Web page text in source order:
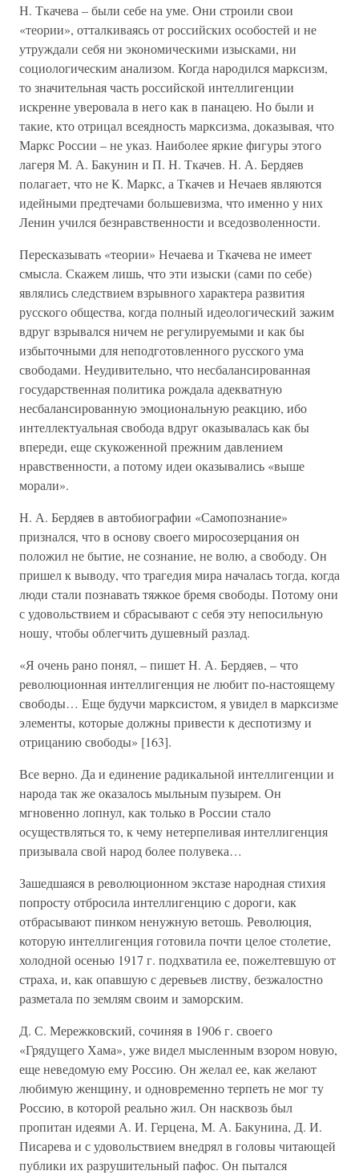
Н. Ткачева – были себе на уме. Они строили свои
«теории», отталкиваясь от российских особостей и не
утруждали себя ни экономическими изысками, ни
социологическим анализом. Когда народился марксизм,
то значительная часть российской интеллигенции
искренне уверовала в него как в панацею. Но были и
такие, кто отрицал всеядность марксизма, доказывая, что
Маркс России – не указ. Наиболее яркие фигуры этого
лагеря М. А. Бакунин и П. Н. Ткачев. Н. А. Бердяев
полагает, что не К. Маркс, а Ткачев и Нечаев являются
идейными предтечами большевизма, что именно у них
Ленин учился безнравственности и вседозволенности.
Пересказывать «теории» Нечаева и Ткачева не имеет
смысла. Скажем лишь, что эти изыски (сами по себе)
являлись следствием взрывного характера развития
русского общества, когда полный идеологический зажим
вдруг взрывался ничем не регулируемыми и как бы
избыточными для неподготовленного русского ума
свободами. Неудивительно, что несбалансированная
государственная политика рождала адекватную
несбалансированную эмоциональную реакцию, ибо
интеллектуальная свобода вдруг оказывалась как бы
впереди, еще скукоженной прежним давлением
нравственности, а потому идеи оказывались «выше
морали».
Н. А. Бердяев в автобиографии «Самопознание»
признался, что в основу своего миросозерцания он
положил не бытие, не сознание, не волю, а свободу. Он
пришел к выводу, что трагедия мира началась тогда, когда
люди стали познавать тяжкое бремя свободы. Потому они
с удовольствием и сбрасывают с себя эту непосильную
ношу, чтобы облегчить душевный разлад.
«Я очень рано понял, – пишет Н. А. Бердяев, – что
революционная интеллигенция не любит по-настоящему
свободы… Еще будучи марксистом, я увидел в марксизме
элементы, которые должны привести к деспотизму и
отрицанию свободы» [163].
Все верно. Да и единение радикальной интеллигенции и
народа так же оказалось мыльным пузырем. Он
мгновенно лопнул, как только в России стало
осуществляться то, к чему нетерпеливая интеллигенция
призывала свой народ более полувека…
Зашедшаяся в революционном экстазе народная стихия
попросту отбросила интеллигенцию с дороги, как
отбрасывают пинком ненужную ветошь. Революция,
которую интеллигенция готовила почти целое столетие,
холодной осенью 1917 г. подхватила ее, пожелтевшую от
страха, и, как опавшую с деревьев листву, безжалостно
разметала по землям своим и заморским.
Д. С. Мережковский, сочиняя в 1906 г. своего
«Грядущего Хама», уже видел мысленным взором новую,
еще неведомую ему Россию. Он желал ее, как желают
любимую женщину, и одновременно терпеть не мог ту
Россию, в которой реально жил. Он насквозь был
пропитан идеями А. И. Герцена, М. А. Бакунина, Д. И.
Писарева и с удовольствием внедрял в головы читающей
публики их разрушительный пафос. Он пытался